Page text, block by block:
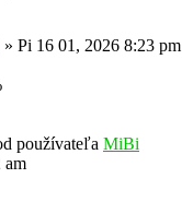
» Pi 16 01, 2026 8:23 pm
používateľa MiBi
am